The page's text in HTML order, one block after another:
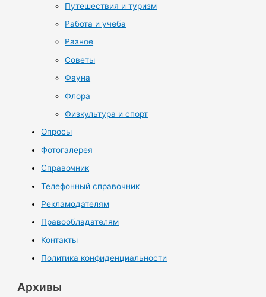
Путешествия и туризм
Работа и учеба
Разное
Советы
Фауна
Флора
Физкультура и спорт
Опросы
Фотогалерея
Справочник
Телефонный справочник
Рекламодателям
Правообладателям
Контакты
Политика конфиденциальности
Архивы